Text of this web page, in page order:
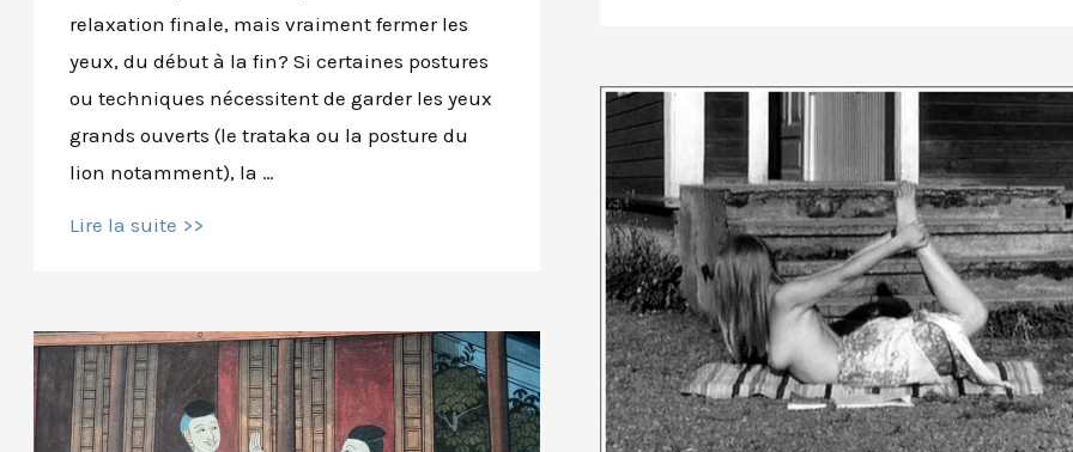
relaxation finale, mais vraiment fermer les
yeux, du début à la fin? Si certaines postures
ou techniques nécessitent de garder les yeux
grands ouverts (le trataka ou la posture du
lion notamment), la …
5
du
yoga
les
yeux
fermés
Lire la suite >>